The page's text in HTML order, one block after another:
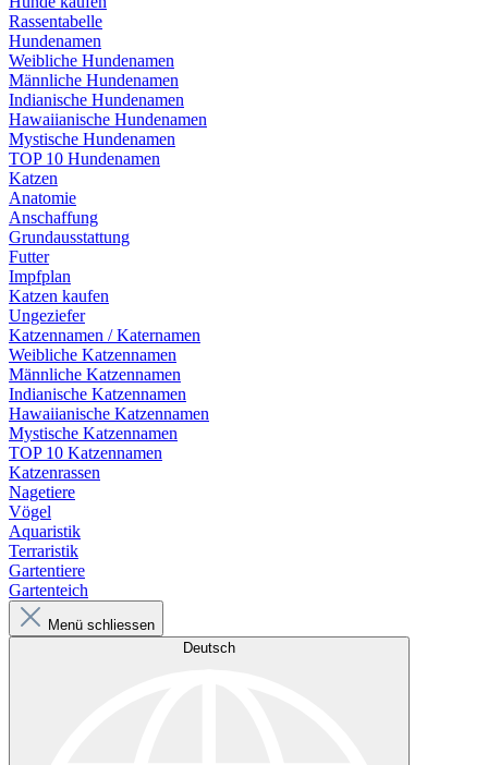
Rassentabelle
Hundenamen
Weibliche Hundenamen
Männliche Hundenamen
Indianische Hundenamen
Hawaiianische Hundenamen
Mystische Hundenamen
TOP 10 Hundenamen
Katzen
Anatomie
Anschaffung
Grundausstattung
Futter
Impfplan
Katzen kaufen
Ungeziefer
Katzennamen / Katernamen
Weibliche Katzennamen
Männliche Katzennamen
Indianische Katzennamen
Hawaiianische Katzennamen
Mystische Katzennamen
TOP 10 Katzennamen
Katzenrassen
Nagetiere
Vögel
Aquaristik
Terraristik
Gartentiere
Gartenteich
Menü schliessen
Deutsch